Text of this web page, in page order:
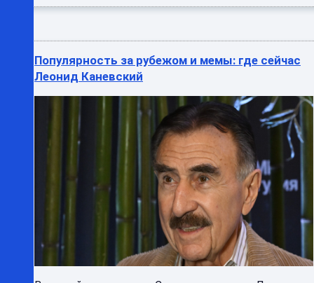
Популярность за рубежом и мемы: где сейчас
Леонид Каневский